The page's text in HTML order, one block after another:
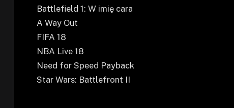
Battlefield 1: W imię cara
A Way Out
FIFA 18
NBA Live 18
Need for Speed Payback
Star Wars: Battlefront II